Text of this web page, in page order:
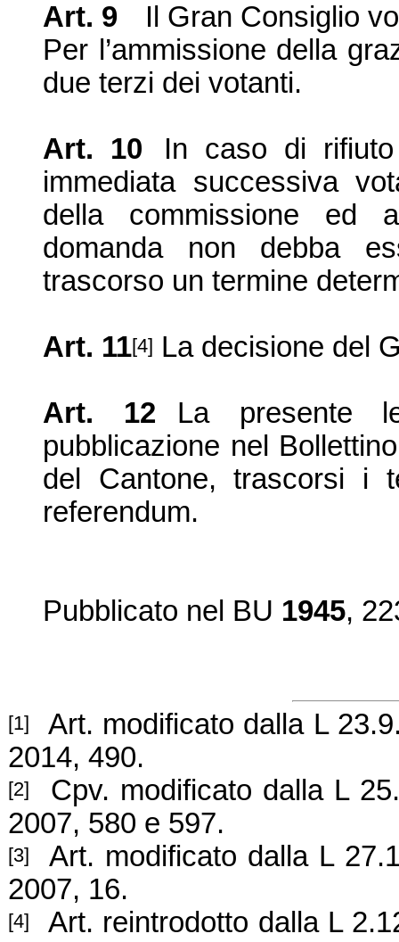
Art. 9
Il Gran Consiglio
Per l’ammissione della
due terzi dei votanti.
Art. 10
In caso di
immediata successiva
della commissione ed
domanda non debba
trascorso un termine
Art. 11[4] La decisione del
Art. 12
La presente
pubblicazione nel
del Cantone, trascorsi i
referendum.
Pubblicato nel BU 1945,
[1]
Art. modificato dalla L
2014, 490.
[2]
Cpv. modificato dalla L
2007, 580 e 597.
[3]
Art. modificato dalla L
2007, 16.
[4]
Art. reintrodotto dalla L